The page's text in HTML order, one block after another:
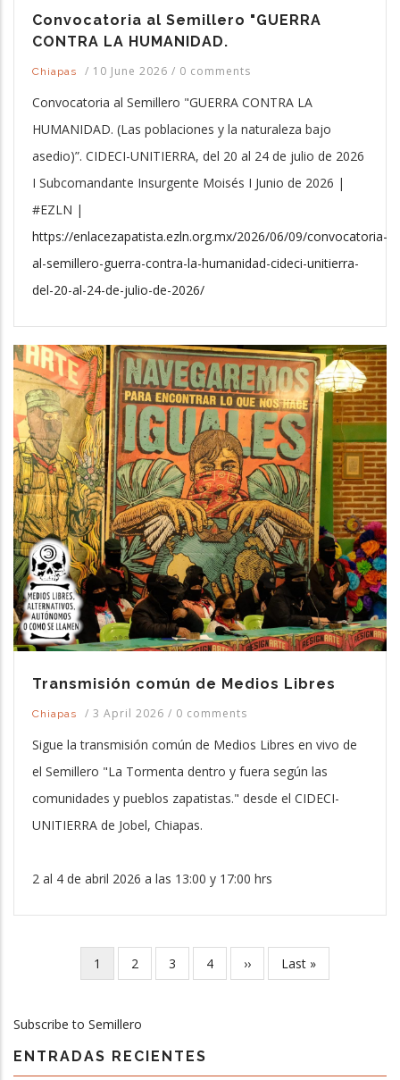
Convocatoria al Semillero "GUERRA
CONTRA LA HUMANIDAD.
Chiapas / 10 June 2026 / 0 comments
Convocatoria al Semillero "GUERRA CONTRA LA
HUMANIDAD. (Las poblaciones y la naturaleza bajo
asedio)”. CIDECI-UNITIERRA, del 20 al 24 de julio de 2026
I Subcomandante Insurgente Moisés I Junio de 2026 |
#EZLN |
https://enlacezapatista.ezln.org.mx/2026/06/09/convocatoria-
al-semillero-guerra-contra-la-humanidad-cideci-unitierra-
del-20-al-24-de-julio-de-2026/
Transmisión común de Medios Libres
Chiapas / 3 April 2026 / 0 comments
Sigue la transmisión común de Medios Libres en vivo de
el Semillero "La Tormenta dentro y fuera según las
comunidades y pueblos zapatistas." desde el CIDECI-
UNITIERRA de Jobel, Chiapas.
2 al 4 de abril 2026 a las 13:00 y 17:00 hrs
PaginationCurrent
page
1 Page
2 Page
3 Page
4
Next
page
››
Last
page
Last »
Subscribe to Semillero
ENTRADAS RECIENTES